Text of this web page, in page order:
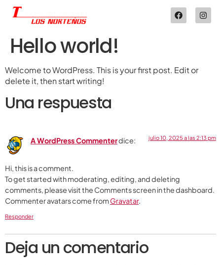
Hello world!
Welcome to WordPress. This is your first post. Edit or
delete it, then start writing!
Una respuesta
A WordPress Commenterdice: julio 10, 2025 a las 2:13 pm
Hi, this is a comment.
To get started with moderating, editing, and deleting
comments, please visit the Comments screen in the dashboard.
Commenter avatars come from Gravatar.
Responder
Deja un comentario